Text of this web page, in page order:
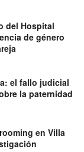
del Hospital
de género
el fallo judicial
la paternidad
en Villa